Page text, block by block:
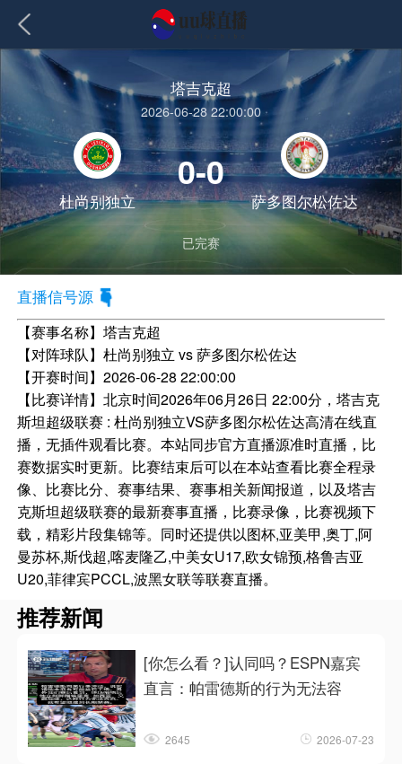
塔吉克超
2026-06-28 22:00:00
杜尚别独立
0-0
萨多图尔松佐达
已完赛
直播信号源
【赛事名称】塔吉克超
【对阵球队】杜尚别独立 vs 萨多图尔松佐达
【开赛时间】2026-06-28 22:00:00
【比赛详情】北京时间2026年06月26日 22:00分，塔吉克
斯坦超级联赛 : 杜尚别独立VS萨多图尔松佐达高清在线直
播，无插件观看比赛。本站同步官方直播源准时直播，比
赛数据实时更新。比赛结束后可以在本站查看比赛全程录
像、比赛比分、赛事结果、赛事相关新闻报道，以及塔吉
克斯坦超级联赛的最新赛事直播，比赛录像，比赛视频下
载，精彩片段集锦等。同时还提供以图杯,亚美甲,奥丁,阿
曼苏杯,斯伐超,喀麦隆乙,中美女U17,欧女锦预,格鲁吉亚
U20,菲律宾PCCL,波黑女联等联赛直播。
推荐新闻
[你怎么看？]认同吗？ESPN嘉宾
直言：帕雷德斯的行为无法容
2645 2026-07-23